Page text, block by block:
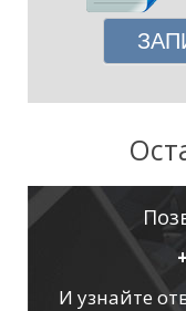
И узнайте